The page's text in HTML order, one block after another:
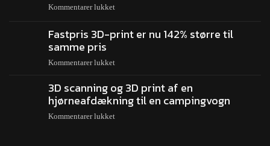
Kommentarer lukket
Fastpris 3D-print er nu 142% større til
samme pris
Kommentarer lukket
3D scanning og 3D print af en
hjørneafdækning til en campingvogn
Kommentarer lukket